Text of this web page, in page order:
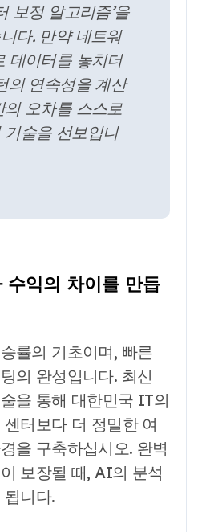
보정 알고리즘’을
다. 만약 네트워
데이터를 놓치더
의 연속성을 계산
의 오차를 스스로
기술을 선보입니
수익의 차이를 만듭
률의 기초이며, 빠른
의 완성입니다. 최신
을 통해 대한민국 IT의
터보다 더 정밀한 여
을 구축하십시오. 완벽
보장될 때, AI의 분석
니다.